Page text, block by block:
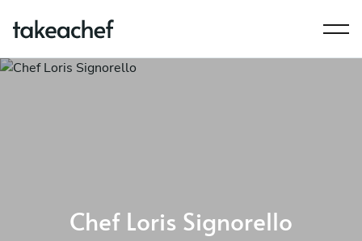
Chef Loris Signorello